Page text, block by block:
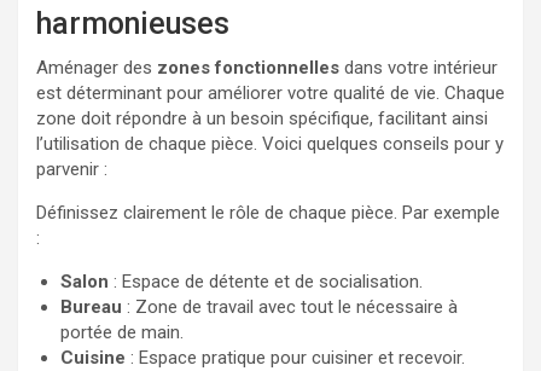
harmonieuses
Aménager des zones fonctionnelles dans votre intérieur
est déterminant pour améliorer votre qualité de vie. Chaque
zone doit répondre à un besoin spécifique, facilitant ainsi
l’utilisation de chaque pièce. Voici quelques conseils pour y
parvenir :
Définissez clairement le rôle de chaque pièce. Par exemple
:
Salon : Espace de détente et de socialisation.
Bureau : Zone de travail avec tout le nécessaire à
portée de main.
Cuisine : Espace pratique pour cuisiner et recevoir.